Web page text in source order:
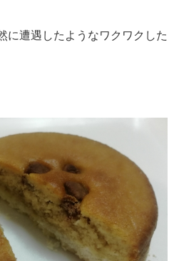
に遭遇したようなワクワクした